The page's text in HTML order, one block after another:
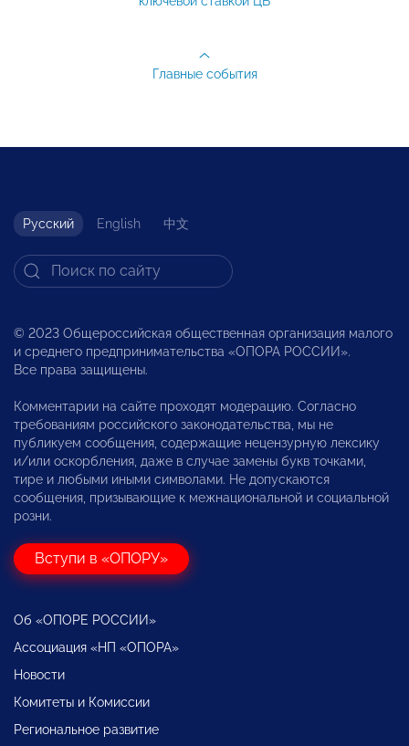
Главные события
Русский English 中文
© 2023 Общероссийская общественная организация малого
и среднего предпринимательства «ОПОРА РОССИИ».
Все права защищены.
Комментарии на сайте проходят модерацию. Согласно
требованиям российского законодательства, мы не
публикуем сообщения, содержащие нецензурную лексику
и/или оскорбления, даже в случае замены букв точками,
тире и любыми иными символами. Не допускаются
сообщения, призывающие к межнациональной и социальной
розни.
Вступи в «ОПОРУ»
Об «ОПОРЕ РОССИИ»
Ассоциация «НП «ОПОРА»
Новости
Комитеты и Комиссии
Региональное развитие